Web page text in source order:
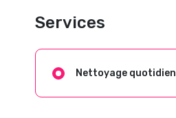
Services
Nettoyage quotidien